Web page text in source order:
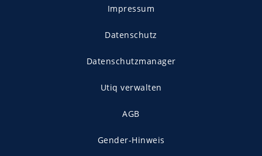
Impressum
Datenschutz
Datenschutzmanager
Utiq verwalten
AGB
Gender-Hinweis